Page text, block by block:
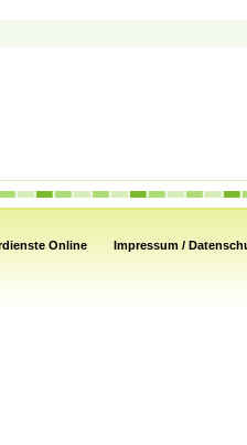
Online Impressum /